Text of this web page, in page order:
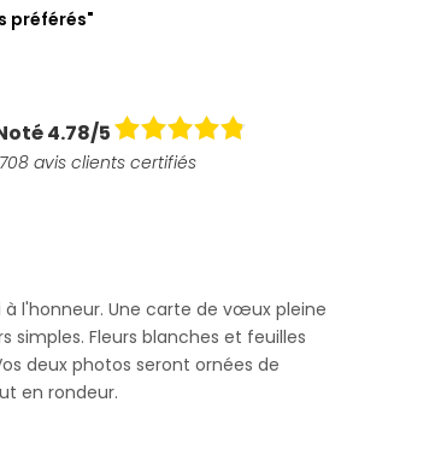
préférés"
4.78/5
avis clients certifiés
l'honneur. Une carte de vœux pleine
simples. Fleurs blanches et feuilles
deux photos seront ornées de
en rondeur.